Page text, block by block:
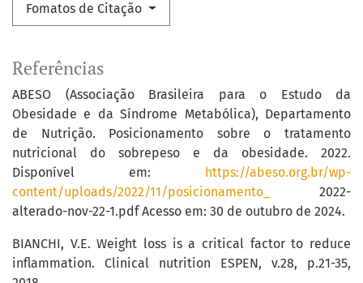
Fomatos de Citação
Referências
ABESO (Associação Brasileira para o Estudo da
Obesidade e da Síndrome Metabólica), Departamento
de Nutrição. Posicionamento sobre o tratamento
nutricional do sobrepeso e da obesidade. 2022.
Disponível em:
https://abeso.org.br/wp-
content/uploads/2022/11/posicionamento_
2022-
alterado-nov-22-1.pdf Acesso em: 30 de outubro de 2024.
BIANCHI, V.E. Weight loss is a critical factor to reduce
inflammation. Clinical nutrition ESPEN, v.28, p.21-35,